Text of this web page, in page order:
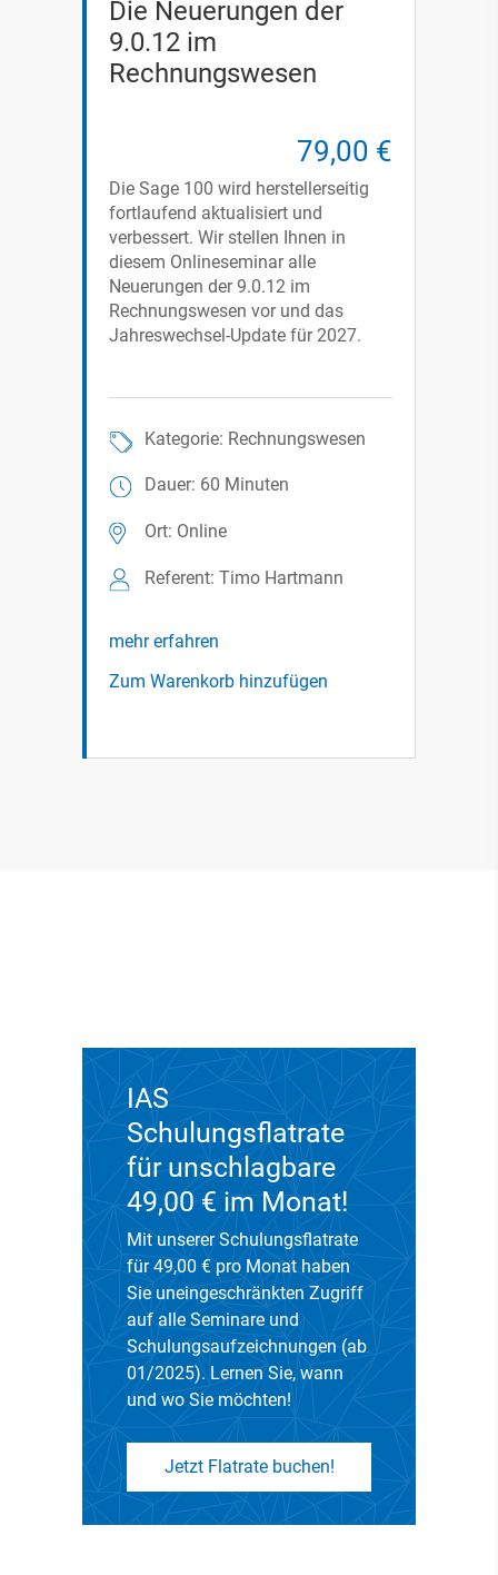
Die Neuerungen der
9.0.12 im
Rechnungswesen
79,00 €
Die Sage 100 wird herstellerseitig
fortlaufend aktualisiert und
verbessert. Wir stellen Ihnen in
diesem Onlineseminar alle
Neuerungen der 9.0.12 im
Rechnungswesen vor und das
Jahreswechsel-Update für 2027.
Kategorie: Rechnungswesen
Dauer: 60 Minuten
Ort: Online
Referent: Timo Hartmann
mehr erfahren
Zum Warenkorb hinzufügen
IAS
Schulungsflatrate
für unschlagbare
49,00 € im Monat!
Mit unserer Schulungsflatrate
für 49,00 € pro Monat haben
Sie uneingeschränkten Zugriff
auf alle Seminare und
Schulungsaufzeichnungen (ab
01/2025). Lernen Sie, wann
und wo Sie möchten!
Jetzt Flatrate buchen!